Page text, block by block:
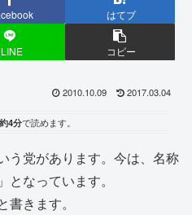
はてブ
LINE コピー
2010.10.09 2017.03.04
約4分で読めます。
う党があります。今は、名称
なっています。
きます。